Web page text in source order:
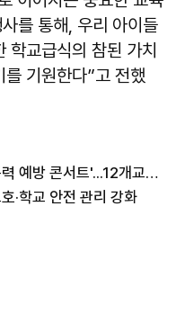
를 통해, 우리 아이들
학교급식의 참된 가치
기원한다”고 전했
부산시교육청, '찾아가는 학교폭력 예방 콘서트'...12개교서 운영
·학교 안전 관리 강화